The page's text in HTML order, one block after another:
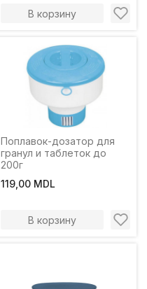
В корзину
Поплавок-дозатор для
гранул и таблеток до
200г
119,00 MDL
В корзину